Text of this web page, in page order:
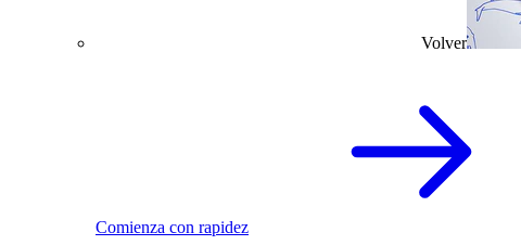
Volver
Comienza con rapidez